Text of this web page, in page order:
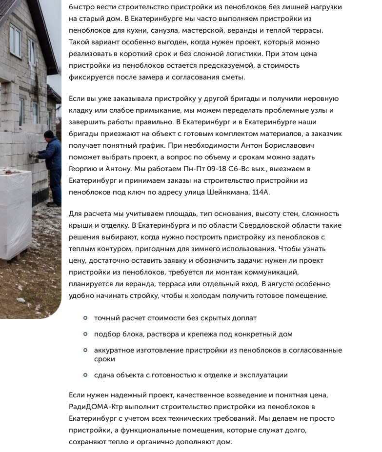
быстро вести строительство пристройки из пеноблоков без лишней нагрузки
на старый дом. В Екатеринбурге мы часто выполняем пристройки из
пеноблоков для кухни, санузла, мастерской, веранды и теплой террасы.
Такой вариант особенно выгоден, когда нужен проект, который можно
реализовать в короткий срок и без сложной логистики. При этом цена
пристройки из пеноблоков остается предсказуемой, а стоимость
фиксируется после замера и согласования сметы.
Если вы уже заказывала пристройку у другой бригады и получили неровную
кладку или слабое примыкание, мы можем переделать проблемные узлы и
завершить работы правильно. В Екатеринбург и в Екатеринбурге наши
бригады приезжают на объект с готовым комплектом материалов, а заказчик
получает понятный график. При необходимости Антон Бориславович
поможет выбрать проект, а вопрос по объему и срокам можно задать
Георгию и Антону. Мы работаем Пн-Пт 09-18 Сб-Вс вых., выезжаем в
Екатеринбург и принимаем заказы на строительство пристройки из
пеноблоков под ключ по адресу улица Шейнкмана, 114А.
Для расчета мы учитываем площадь, тип основания, высоту стен, сложность
крыши и отделку. В Екатеринбурга и по области Свердловской области такие
решения выбирают, когда нужно построить пристройку из пеноблоков с
теплым контуром, пригодным для зимнего использования. Чтобы узнать
цену, достаточно оставить заявку и обозначить задачи: нужен ли проект
пристройки из пеноблоков, требуется ли монтаж коммуникаций,
планируется ли веранда, терраса или отдельный вход. В августе особенно
удобно начинать стройку, чтобы к холодам получить готовое помещение.
точный расчет стоимости без скрытых доплат
подбор блока, раствора и крепежа под конкретный дом
аккуратное изготовление пристройки из пеноблоков в согласованные
сроки
сдача объекта с готовностью к отделке и эксплуатации
Если нужен надежный проект, качественное возведение и понятная цена,
РадиДОМА-Ктр выполнит строительство пристройки из пеноблоков в
Екатеринбург с учетом всех технических требований. Мы делаем не просто
пристройки, а функциональные помещения, которые служат долго,
сохраняют тепло и органично дополняют дом.